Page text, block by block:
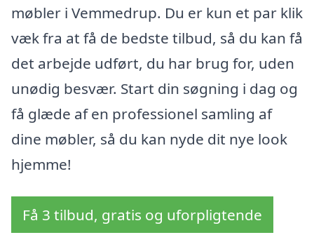
møbler i Vemmedrup. Du er kun et par klik
væk fra at få de bedste tilbud, så du kan få
det arbejde udført, du har brug for, uden
unødig besvær. Start din søgning i dag og
få glæde af en professionel samling af
dine møbler, så du kan nyde dit nye look
hjemme!
Få 3 tilbud, gratis og uforpligtende